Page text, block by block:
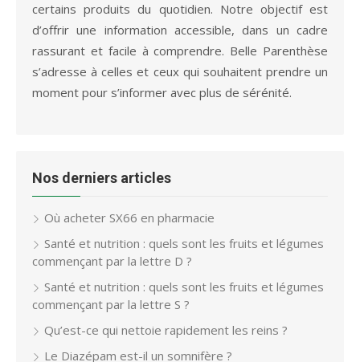
certains produits du quotidien. Notre objectif est
d’offrir une information accessible, dans un cadre
rassurant et facile à comprendre. Belle Parenthèse
s’adresse à celles et ceux qui souhaitent prendre un
moment pour s’informer avec plus de sérénité.
Nos derniers articles
Où acheter SX66 en pharmacie
Santé et nutrition : quels sont les fruits et légumes
commençant par la lettre D ?
Santé et nutrition : quels sont les fruits et légumes
commençant par la lettre S ?
Qu’est-ce qui nettoie rapidement les reins ?
Le Diazépam est-il un somnifère ?